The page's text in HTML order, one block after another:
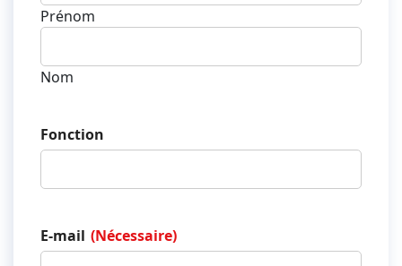
Prénom
Nom
Fonction
E-mail (Nécessaire)